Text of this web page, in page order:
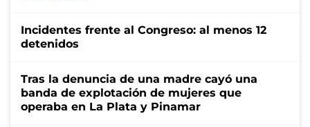
Incidentes frente al Congreso: al menos 12
detenidos
Tras la denuncia de una madre cayó una
banda de explotación de mujeres que
operaba en La Plata y Pinamar